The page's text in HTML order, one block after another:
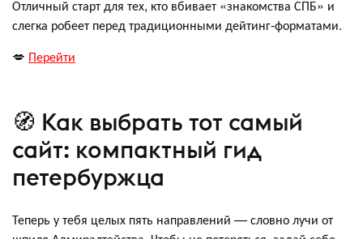
Отличный старт для тех, кто вбивает «знакомства СПБ» и
слегка робеет перед традиционными дейтинг-форматами.
💋 Перейти
🧭 Как выбрать тот самый
сайт: компактный гид
петербуржца
Теперь у тебя целых пять направлений — словно лучи от